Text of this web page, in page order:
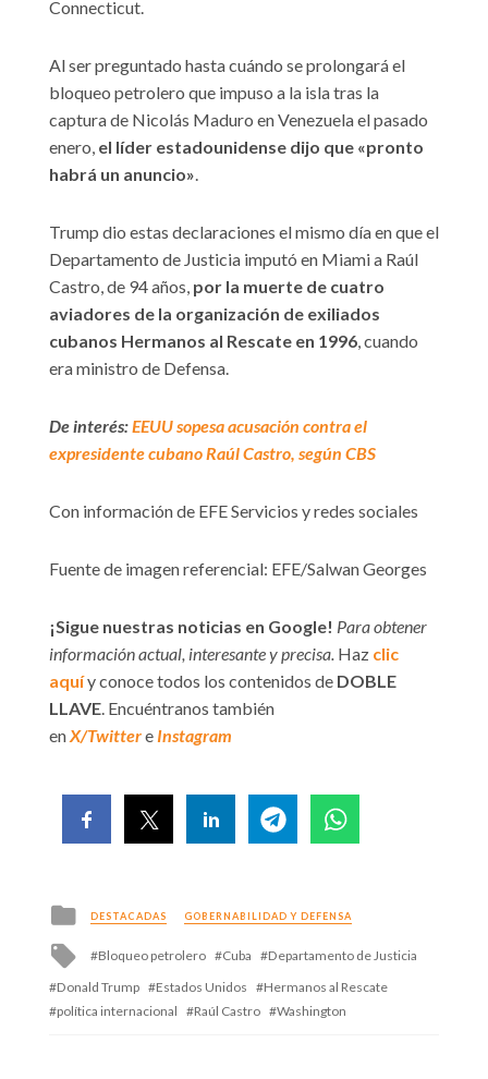
Connecticut.
Al ser preguntado hasta cuándo se prolongará el
bloqueo petrolero que impuso a la isla tras la
captura de Nicolás Maduro en Venezuela el pasado
enero, el líder estadounidense dijo que «pronto
habrá un anuncio».
Trump dio estas declaraciones el mismo día en que el
Departamento de Justicia imputó en Miami a Raúl
Castro, de 94 años, por la muerte de cuatro
aviadores de la organización de exiliados
cubanos Hermanos al Rescate en 1996, cuando
era ministro de Defensa.
De interés:EEUU sopesa acusación contra el
expresidente cubano Raúl Castro, según CBS
Con información de EFE Servicios y redes sociales
Fuente de imagen referencial: EFE/Salwan Georges
¡Sigue nuestras noticias en Google! Para obtener
información actual, interesante y precisa. Haz clic
aquíy conoce todos los contenidos de DOBLE
LLAVE. Encuéntranos también
enX/Twittere Instagram
Posted
in
DESTACADAS GOBERNABILIDAD Y DEFENSA
Tagged
Bloqueo petrolero Cuba
Departamento de Justicia
Donald Trump
Estados Unidos
Hermanos al Rescate
política internacional
Raúl Castro Washington